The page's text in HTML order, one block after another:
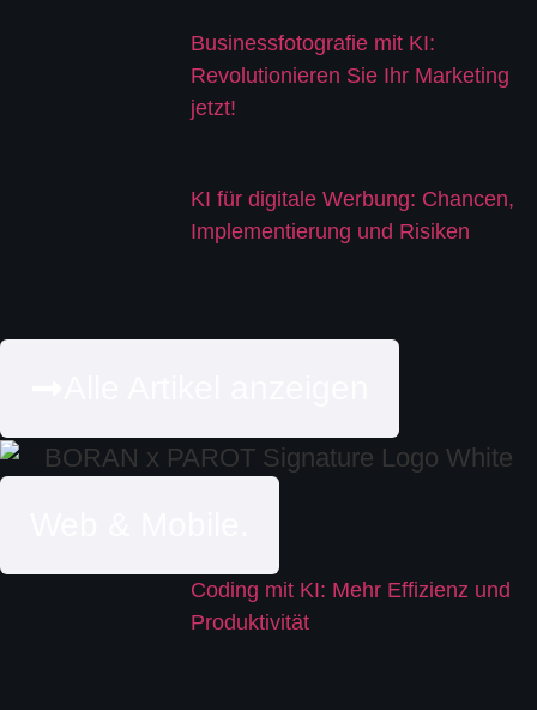
Businessfotografie mit KI:
Revolutionieren Sie Ihr Marketing
jetzt!
KI für digitale Werbung: Chancen,
Implementierung und Risiken
Coding mit KI: Mehr Effizienz und
Produktivität